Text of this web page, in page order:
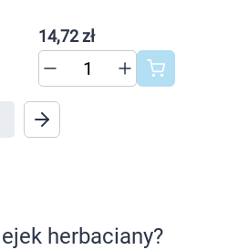
cookies w celu
przycisku
14,72 zł
herbaciany?